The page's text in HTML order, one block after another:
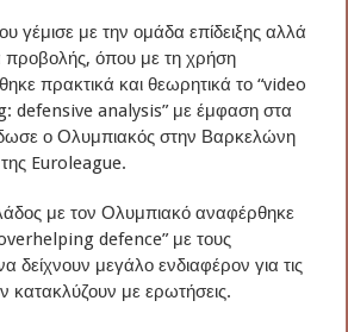
γέμισε με την ομάδα επίδειξης αλλά
προβολής, όπου με τη χρήση
πρακτικά και θεωρητικά το “video
defensive analysis” με έμφαση στα
ο Ολυμπιακός στην Βαρκελώνη
της Euroleague.
με τον Ολυμπιακό αναφέρθηκε
defence” με τους
δείχνουν μεγάλο ενδιαφέρον για τις
κατακλύζουν με ερωτήσεις.